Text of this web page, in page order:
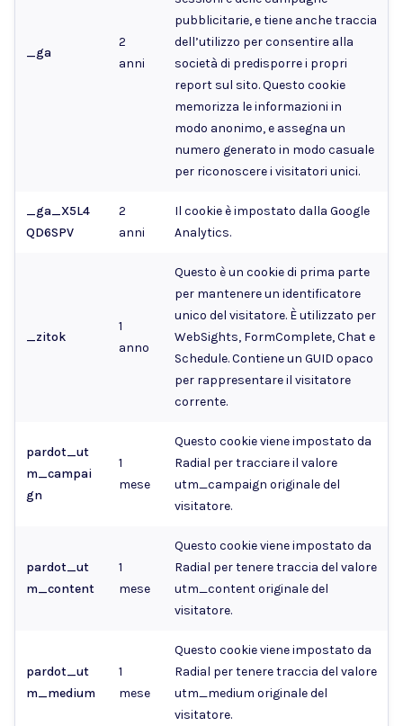
_ga
2
anni
pubblicitarie, e tiene anche traccia
dell’utilizzo per consentire alla
società di predisporre i propri
report sul sito. Questo cookie
memorizza le informazioni in
modo anonimo, e assegna un
numero generato in modo casuale
per riconoscere i visitatori unici.
_ga_X5L4
QD6SPV
2
anni
Il cookie è impostato dalla Google
Analytics.
_zitok
1
anno
Questo è un cookie di prima parte
per mantenere un identificatore
unico del visitatore. È utilizzato per
WebSights, FormComplete, Chat e
Schedule. Contiene un GUID opaco
per rappresentare il visitatore
corrente.
pardot_ut
m_campai
gn
1
mese
Questo cookie viene impostato da
Radial per tracciare il valore
utm_campaign originale del
visitatore.
pardot_ut
m_content
1
mese
Questo cookie viene impostato da
Radial per tenere traccia del valore
utm_content originale del
visitatore.
pardot_ut
m_medium
1
mese
Questo cookie viene impostato da
Radial per tenere traccia del valore
utm_medium originale del
visitatore.